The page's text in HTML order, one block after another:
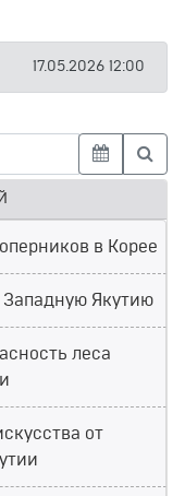
17.05.2026 12:00
в Корее
Якутию
леса
от